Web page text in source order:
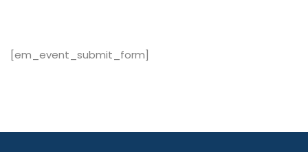
[em_event_submit_form]